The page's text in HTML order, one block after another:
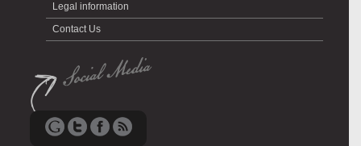
Legal information
Contact Us